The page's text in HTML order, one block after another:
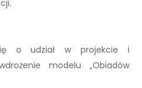
o udział w projekcie i
modelu „Obiadów